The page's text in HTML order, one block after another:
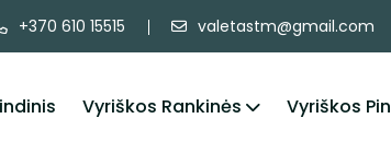
+370 610 15515 valetastm@gmail.com
Vyriškos Rankinės Vyriškos